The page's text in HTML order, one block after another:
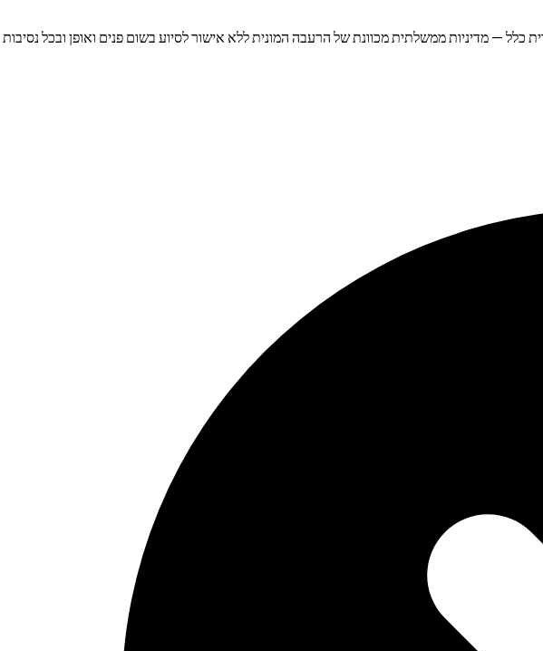
— מדיניות ממשלתית מכוונת של הרעבה המונית ללא אישור לסיוע בשום פנים ואופן ובכל נסיבות